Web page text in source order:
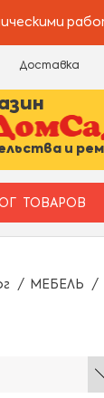
Доставка
и
ТОВАРОВ
МЕБЕЛЬ